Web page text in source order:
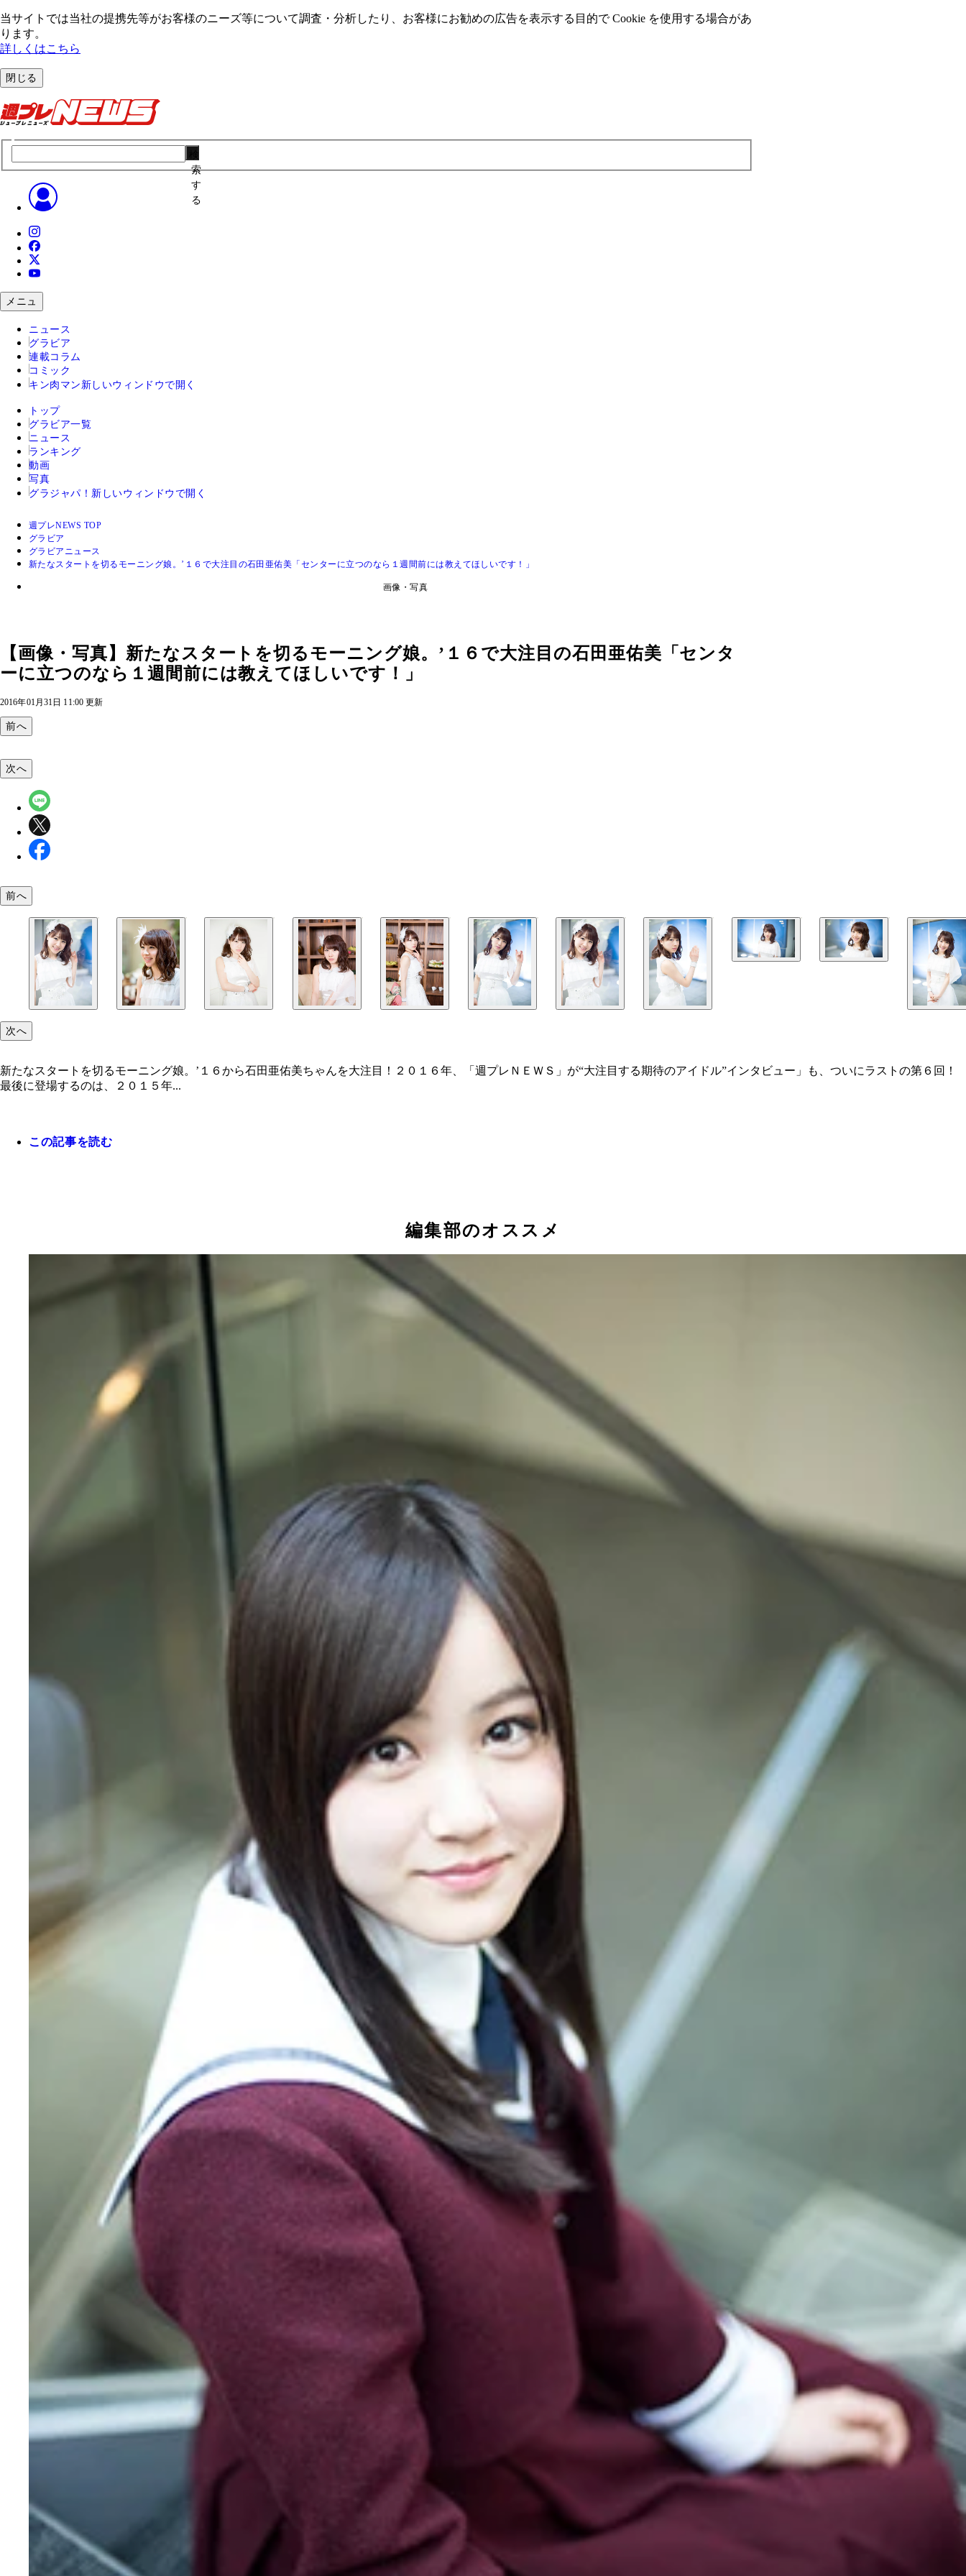
当サイトでは当社の提携先等がお客様のニーズ等について調査・分析したり、お客様にお勧めの広告を表⽰する⽬的で Cookie を使⽤する場合があ
ります。
詳しくはこちら
閉じる
索
す
る
メニュ
ニュース
グラビア
連載コラム
コミック
キン肉マン 新しいウィンドウで開く
トップ
グラビア一覧
ニュース
ランキング
動画
写真
グラジャパ！ 新しいウィンドウで開く
週プレNEWS TOP
グラビア
グラビアニュース
新たなスタートを切るモーニング娘。’１６で大注目の石田亜佑美「センターに立つのなら１週間前には教えてほしいです！」
画像・写真
【画像・写真】新たなスタートを切るモーニング娘。’１６で大注目の石田亜佑美「センタ
ーに立つのなら１週間前には教えてほしいです！」
2016年01月31日 11:00 更新
前へ
新たなスタートを切るモーニング娘。’１６から石田亜佑美ちゃんを大注目！
次へ
前へ
次へ
新たなスタートを切るモーニング娘。’１６から石田亜佑美ちゃんを大注目！２０１６年、「週プレＮＥＷＳ」が“大注目する期待のアイドル”インタビュー」も、ついにラストの第６回！
最後に登場するのは、２０１５年...
この記事を読む
編集部のオススメ